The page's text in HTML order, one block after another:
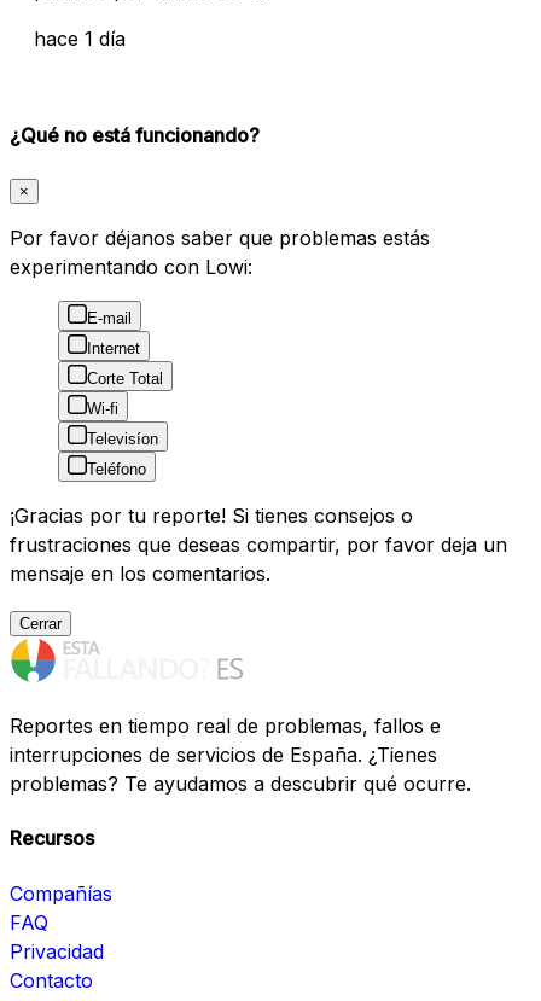
hace 1 día
¿Qué no está funcionando?
×
Por favor déjanos saber que problemas estás
experimentando con Lowi:
E-mail
Internet
Corte Total
Wi-fi
Televisíon
Teléfono
¡Gracias por tu reporte! Si tienes consejos o
frustraciones que deseas compartir, por favor deja un
mensaje en los comentarios.
Cerrar
Reportes en tiempo real de problemas, fallos e
interrupciones de servicios de España. ¿Tienes
problemas? Te ayudamos a descubrir qué ocurre.
Recursos
Compañías
FAQ
Privacidad
Contacto